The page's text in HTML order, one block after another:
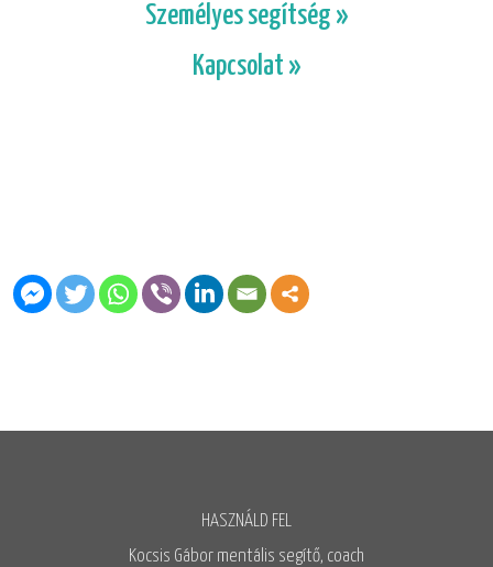
Személyes segítség »
Kapcsolat »
HASZNÁLD FEL
Kocsis Gábor mentális segítő, coach